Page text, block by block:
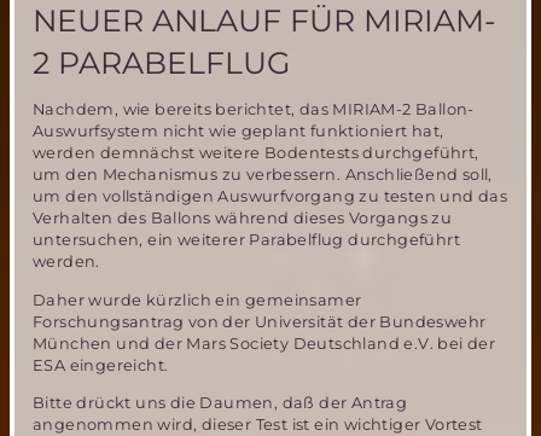
der
Marsforschung
für
NEUER ANLAUF FÜR MIRIAM-
2 PARABELFLUG
Nachdem, wie bereits berichtet, das MIRIAM-2 Ballon-
Auswurfsystem nicht wie geplant funktioniert hat,
werden demnächst weitere Bodentests durchgeführt,
um den Mechanismus zu verbessern. Anschließend soll,
um den vollständigen Auswurfvorgang zu testen und das
Verhalten des Ballons während dieses Vorgangs zu
untersuchen, ein weiterer Parabelflug durchgeführt
werden.
Daher wurde kürzlich ein gemeinsamer
Forschungsantrag von der Universität der Bundeswehr
München und der Mars Society Deutschland e.V. bei der
ESA eingereicht.
Bitte drückt uns die Daumen, daß der Antrag
angenommen wird, dieser Test ist ein wichtiger Vortest